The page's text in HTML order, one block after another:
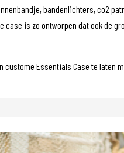
bandenlichters, co2
case is zo ontworpen dat ook de
custome Essentials Case te laten